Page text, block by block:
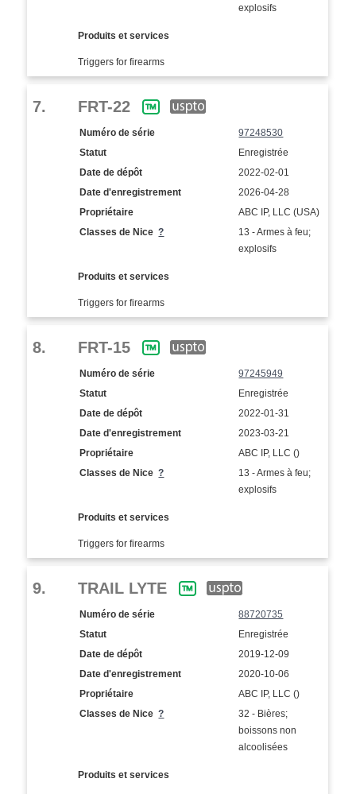
explosifs
Produits et services
Triggers for firearms
7. FRT-22
Numéro de série
97248530
Statut
Enregistrée
Date de dépôt
2022-02-01
Date d'enregistrement
2026-04-28
Propriétaire
ABC IP, LLC (USA)
Classes de Nice?
13 - Armes à feu;
explosifs
Produits et services
Triggers for firearms
8. FRT-15
Numéro de série
97245949
Statut
Enregistrée
Date de dépôt
2022-01-31
Date d'enregistrement
2023-03-21
Propriétaire
ABC IP, LLC ()
Classes de Nice?
13 - Armes à feu;
explosifs
Produits et services
Triggers for firearms
9. TRAIL LYTE
Numéro de série
88720735
Statut
Enregistrée
Date de dépôt
2019-12-09
Date d'enregistrement
2020-10-06
Propriétaire
ABC IP, LLC ()
Classes de Nice?
32 - Bières;
boissons non
alcoolisées
Produits et services